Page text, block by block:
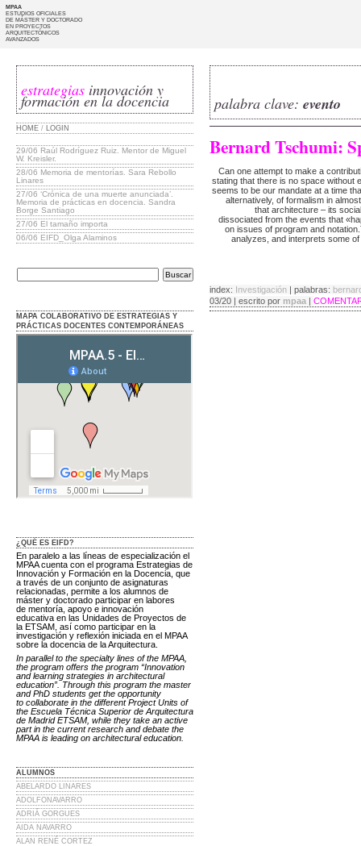
MPAA
ESTUDIOS OFICIALES
DE MÁSTER Y DOCTORADO
EN PROYECTOS
ARQUITECTÓNICOS
AVANZADOS
estrategias innovación y
formación en la docencia
HOME / LOGIN
29/06 Raúl Rodríguez Ruiz. Mentor de Miguel
W. Kreisler.
28/06 Memoria de mentorías. Sara Rebollo
Linares
27/06 ‘Crónica de una muerte anunciada’.
Memoria de prácticas en docencia. Sandra
Borge Santiago
27/06 El tamaño importa
06/06 EIFD_Olga Alaminos
MAPA COLABORATIVO DE ESTRATEGIAS Y
PRÁCTICAS DOCENTES CONTEMPORÁNEAS
¿QUÉ ES EIFD?
En paralelo a las líneas de especialización el
MPAA cuenta con el programa Estrategias de
Innovación y Formación en la Docencia, que
a través de un conjunto de asignaturas
relacionadas, permite a los alumnos de
máster y doctorado participar en labores
de mentoría, apoyo e innovación
educativa en las Unidades de Proyectos de
la ETSAM, así como participar en la
investigación y reflexión iniciada en el MPAA
sobre la docencia de la Arquitectura.
In parallel to the specialty lines of the MPAA,
the program offers the program “Innovation
and learning strategies in architectural
education”. Through this program the master
and PhD students get the opportunity
to collaborate in the different Project Units of
the Escuela Técnica Superior de Arquitectura
de Madrid ETSAM, while they take an active
part in the current research and debate the
MPAA is leading on architectural education.
ALUMNOS
ABELARDO LINARES
ADOLFONAVARRO
ADRIÁ GORGUES
AIDA NAVARRO
ALAN RENÉ CORTEZ
palabra clave: evento
Bernard Tschumi:
Can one attempt to make a
stating that there is no space without
seems to be our mandate at a time
alternatively, of formalism in
that architecture – its
dissociated from the events that
on issues of program and
analyzes, and interprets some
index: Investigación | palabras:
03/20 | escrito por mpaa |